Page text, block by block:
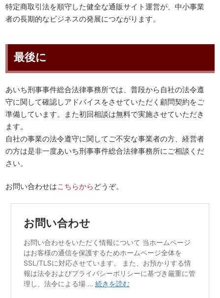
特定商取引法を順守した健全な通販サイト運営が、中小事業
者の長期的なビジネスの発展につながります。
最後に
あいち刑事事件総合法律事務所では、普段から自社の法令遵
守に関して確認しアドバイスをさせていただく顧問契約をご
準備しています。また初回相談は無料で実施させていただき
ます。
自社の事業の法令遵守に関してご不安な事業者の方、経営者
の方は是非一度あいち刑事事件総合法律事務所にご相談くだ
さい。
お問い合わせはこちらからどうぞ。